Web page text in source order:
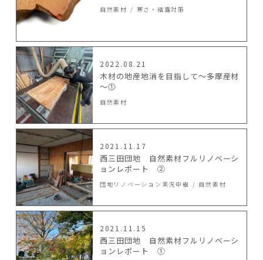
自然素材 寒さ・結露対策
2022.08.21
木材の地産地消を目指して～多摩産材
～⓵
自然素材
2021.11.17
西三田団地 自然素材フルリノベーシ
ョンレポート ②
団地リノベーション実況中継 自然素材
2021.11.15
西三田団地 自然素材フルリノベーシ
ョンレポート ①